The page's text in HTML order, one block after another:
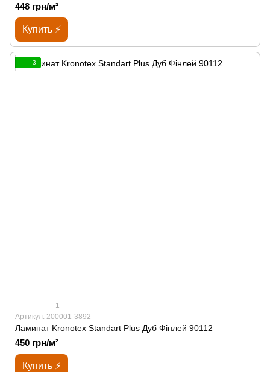
448 грн/м²
Купить ⚡
3
1
Артикул: 200001-3892
Ламинат Kronotex Standart Plus Дуб Фінлей 90112
450 грн/м²
Купить ⚡